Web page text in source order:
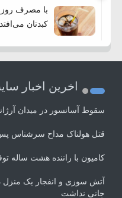
با مصرف
کبدتان
اخرین اخبار
سقوط آسانسور در میدان آرژانتین تهران/ ۹
قتل هولناک مداح سرشناس
کامیون با راننده هشت ساله
آتش سوزی و انفجار یک منزل
جانی نداشت